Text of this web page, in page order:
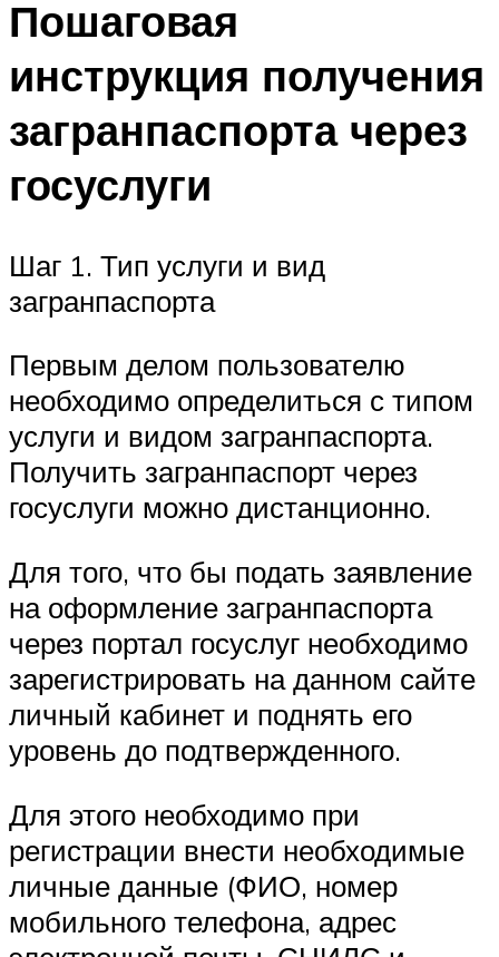
Пошаговая
инструкция получения
загранпаспорта через
госуслуги
Шаг 1. Тип услуги и вид
загранпаспорта
Первым делом пользователю
необходимо определиться с типом
услуги и видом загранпаспорта.
Получить загранпаспорт через
госуслуги можно дистанционно.
Для того, что бы подать заявление
на оформление загранпаспорта
через портал госуслуг необходимо
зарегистрировать на данном сайте
личный кабинет и поднять его
уровень до подтвержденного.
Для этого необходимо при
регистрации внести необходимые
личные данные (ФИО, номер
мобильного телефона, адрес